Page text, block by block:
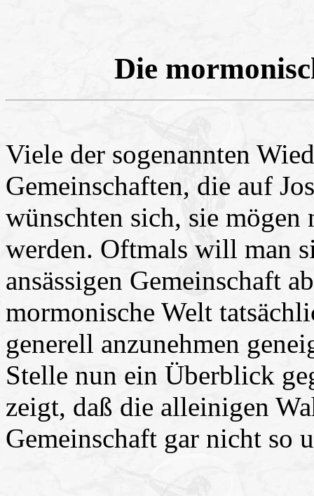
Die
Viele der sogenannten
Gemeinschaften, die auf
wünschten sich, sie
werden. Oftmals will man
ansässigen Gemeinschaft
mormonische Welt
generell anzunehmen
Stelle nun ein Überblick
zeigt, daß die alleinigen
Gemeinschaft gar nicht so